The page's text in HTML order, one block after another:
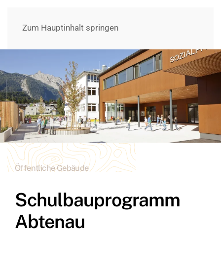
Zum Hauptinhalt springen
Öffentliche Gebäude
Schulbauprogramm
Abtenau